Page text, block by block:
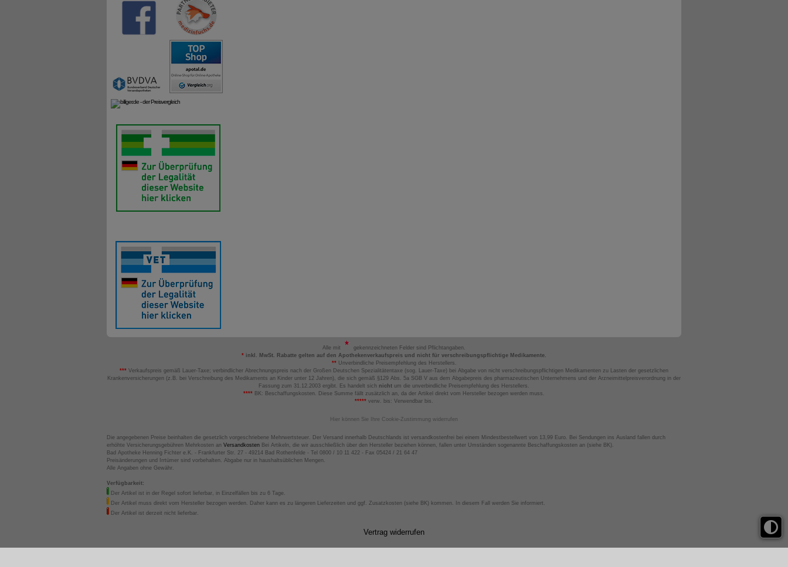
Alle mit
gekennzeichneten Felder sind Pflichtangaben.
* inkl. MwSt. Rabatte gelten auf den Apothekenverkaufspreis und nicht für verschreibungspflichtige Medikamente.
**Unverbindliche Preisempfehlung des Herstellers.
*** Verkaufspreis gemäß Lauer-Taxe; verbindlicher Abrechnungspreis nach der Großen Deutschen Spezialitätentaxe (sog. Lauer-Taxe) bei Abgabe von nicht verschreibungspflichtigen Medikamenten zu Lasten der gesetzlichen
Krankenversicherungen (z.B. bei Verschreibung des Medikaments an Kinder unter 12 Jahren), die sich gemäß §129 Abs. 5a SGB V aus dem Abgabepreis des pharmazeutischen Unternehmens und der Arzneimittelpreisverordnung in der
Fassung zum 31.12.2003 ergibt. Es handelt sich nicht um die unverbindliche Preisempfehlung des Herstellers.
**** BK: Beschaffungskosten. Diese Summe fällt zusätzlich an, da der Artikel direkt vom Hersteller bezogen werden muss.
***** verw. bis: Verwendbar bis.
Hier können Sie Ihre Cookie-Zustimmung widerrufen
Die angegebenen Preise beinhalten die gesetzlich vorgeschriebene Mehrwertsteuer. Der Versand innerhalb Deutschlands ist versandkostenfrei bei einem Mindestbestellwert von 13,99 Euro. Bei Sendungen ins Ausland fallen durch
erhöhte Versicherungsgebühren Mehrkosten an Versandkosten Bei Artikeln, die wir ausschließlich über den Hersteller beziehen können, fallen unter Umständen sogenannte Beschaffungskosten an (siehe BK).
Bad Apotheke Henning Fichter e.K. - Frankfurter Str. 27 - 49214 Bad Rothenfelde - Tel 0800 / 10 11 422 - Fax 05424 / 21 64 47
Preisänderungen und Irrtümer sind vorbehalten. Abgabe nur in haushaltsüblichen Mengen.
Alle Angaben ohne Gewähr.
Verfügbarkeit:
Der Artikel ist in der Regel sofort lieferbar, in Einzelfällen bis zu 6 Tage.
Der Artikel muss direkt vom Hersteller bezogen werden. Daher kann es zu längeren Lieferzeiten und ggf. Zusatzkosten (siehe BK) kommen. In diesem Fall werden Sie informiert.
Der Artikel ist derzeit nicht lieferbar.
Vertrag widerrufen